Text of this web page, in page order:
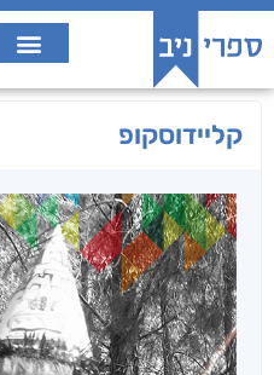
קליידוסקופ